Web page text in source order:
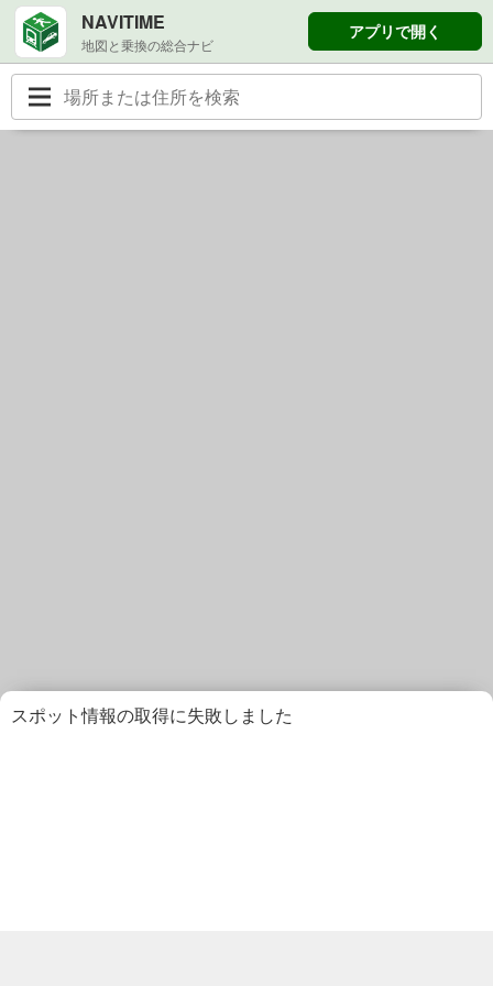
NAVITIME
地図と乗換の総合ナビ
アプリで開く
スポット情報の取得に失敗しました